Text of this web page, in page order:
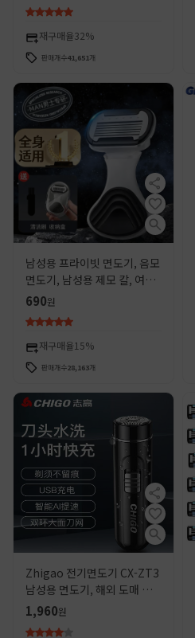
재구매율32%
판매개수41,651개
남성용 프라이빗 면도기, 음모
면도기, 남성용 제모 칼, 여성
용 겨드랑이 털 면도기, 다리
털 유물, 소형 제모기
690원
재구매율15%
판매개수28,163개
Zhigao 전기면도기 CX-ZT3
남성용 면도기, 해외 도매 및
맞춤형 배송
1,960원